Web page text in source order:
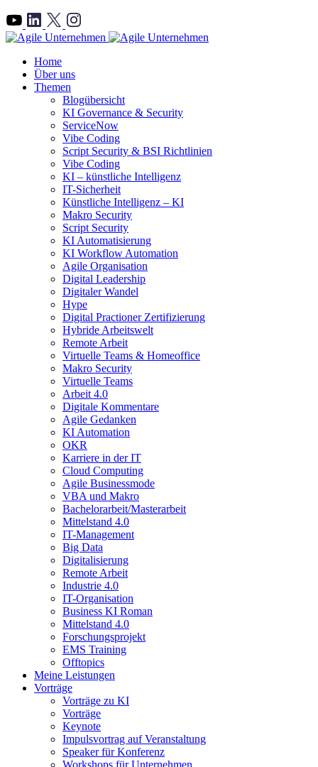
">
Home
Über uns
Themen
Blogübersicht
KI Governance & Security
ServiceNow
Vibe Coding
Script Security & BSI Richtlinien
Vibe Coding
KI – künstliche Intelligenz
IT-Sicherheit
Künstliche Intelligenz – KI
Makro Security
Script Security
KI Automatisierung
KI Workflow Automation
Agile Organisation
Digital Leadership
Digitaler Wandel
Hype
Digital Practioner Zertifizierung
Hybride Arbeitswelt
Remote Arbeit
Virtuelle Teams & Homeoffice
Makro Security
Virtuelle Teams
Arbeit 4.0
Digitale Kommentare
Agile Gedanken
KI Automation
OKR
Karriere in der IT
Cloud Computing
Agile Businessmode
VBA und Makro
Bachelorarbeit/Masterarbeit
Mittelstand 4.0
IT-Management
Big Data
Digitalisierung
Remote Arbeit
Industrie 4.0
IT-Organisation
Business KI Roman
Mittelstand 4.0
Forschungsprojekt
EMS Training
Offtopics
Meine Leistungen
Vorträge
Vorträge zu KI
Vorträge
Keynote
Impulsvortrag auf Veranstaltung
Speaker für Konferenz
Workshops für Unternehmen